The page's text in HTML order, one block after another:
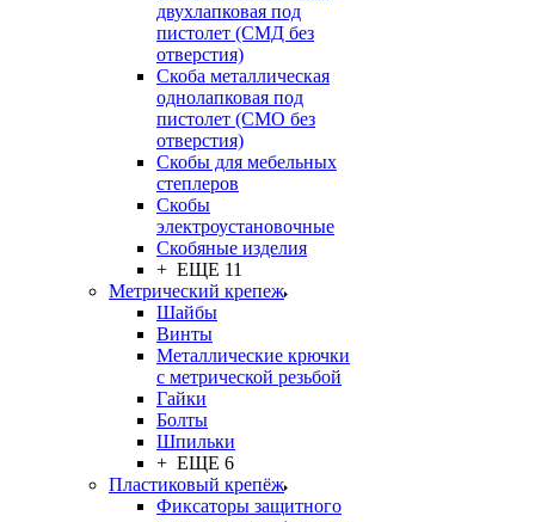
двухлапковая под
пистолет (СМД без
отверстия)
Скоба металлическая
однолапковая под
пистолет (СМО без
отверстия)
Скобы для мебельных
степлеров
Скобы
электроустановочные
Скобяные изделия
+ ЕЩЕ 11
Метрический крепеж
Шайбы
Винты
Металлические крючки
с метрической резьбой
Гайки
Болты
Шпильки
+ ЕЩЕ 6
Пластиковый крепёж
Фиксаторы защитного